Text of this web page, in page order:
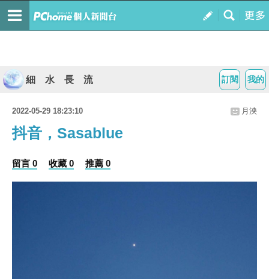
我的
訂閱
細 水 長 流
2022-05-29 18:23:10 月泱
抖音，Sasablue
留言 0 收藏 0 推薦 0